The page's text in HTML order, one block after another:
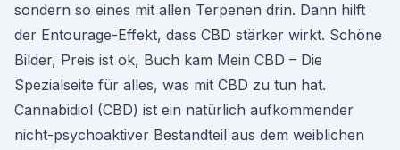
sondern so eines mit allen Terpenen drin. Dann hilft
der Entourage-Effekt, dass CBD stärker wirkt. Schöne
Bilder, Preis ist ok, Buch kam Mein CBD – Die
Spezialseite für alles, was mit CBD zu tun hat.
Cannabidiol (CBD) ist ein natürlich aufkommender
nicht-psychoaktiver Bestandteil aus dem weiblichen